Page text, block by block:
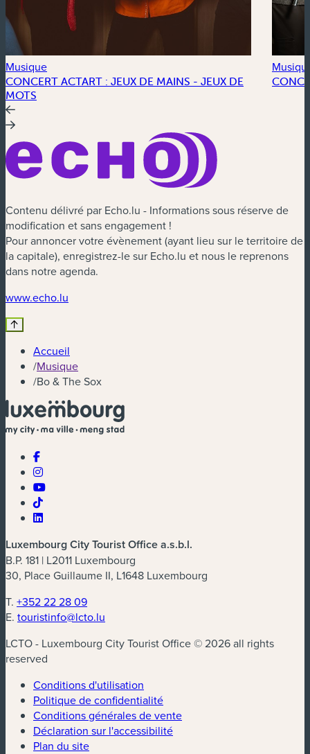
Musique
CONCERT ACTART : JEUX DE MAINS - JEUX DE
MOTS
Contenu délivré par Echo.lu - Informations sous réserve de
modification et sans engagement !
Pour annoncer votre évènement (ayant lieu sur le territoire de
la capitale), enregistrez-le sur Echo.lu et nous le reprenons
dans notre agenda.
www.echo.lu
Accueil
/Musique
/Bo & The Sox
Luxembourg City Tourist Office a.s.b.l.
B.P. 181 | L2011 Luxembourg
30, Place Guillaume II, L1648 Luxembourg
T. +352 22 28 09
E. touristinfo@lcto.lu
LCTO - Luxembourg City Tourist Office © 2026 all rights
reserved
Conditions d'utilisation
Politique de confidentialité
Conditions générales de vente
Déclaration sur l'accessibilité
Plan du site